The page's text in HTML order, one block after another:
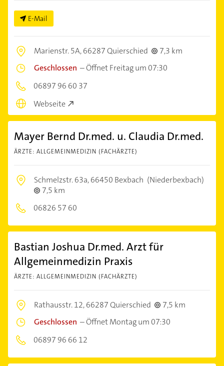
E-Mail
Marienstr. 5A,66287 Quierschied
7,3 km
Geschlossen –Öffnet Freitag um 07:30
06897 96 60 37
Webseite
Mayer Bernd Dr.med. u. Claudia Dr.med.
ÄRZTE: ALLGEMEINMEDIZIN (FACHÄRZTE)
Schmelzstr. 63a,66450 Bexbach (Niederbexbach)
7,5 km
06826 57 60
Bastian Joshua Dr.med. Arzt für
Allgemeinmedizin Praxis
ÄRZTE: ALLGEMEINMEDIZIN (FACHÄRZTE)
Rathausstr. 12,66287 Quierschied
7,5 km
Geschlossen –Öffnet Montag um 07:30
06897 96 66 12